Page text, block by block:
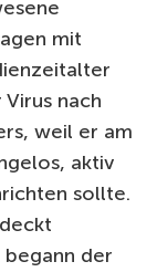
mit
nach
weil er am
aktiv
sollte.
der